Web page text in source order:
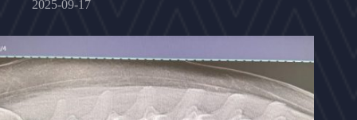
2025-09-17